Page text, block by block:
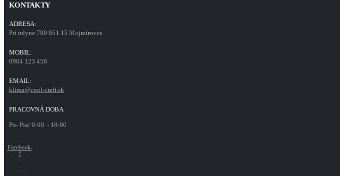
KONTAKTY
ADRESA:
Pri mlyne 790 951 15 Mojmírovce
MOBIL:
0904 123 456
EMAIL:
klima@cool-craft.sk
PRACOVNÁ DOBA
Po- Pia/ 9:00 - 18:00
Facebook-
f